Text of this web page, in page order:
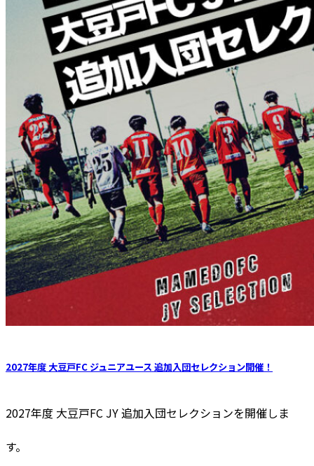
2027年度 大豆戸FC ジュニアユース 追加入団セレクション開催！
2027年度 大豆戸FC JY 追加⼊団セレクションを開催しま
す。